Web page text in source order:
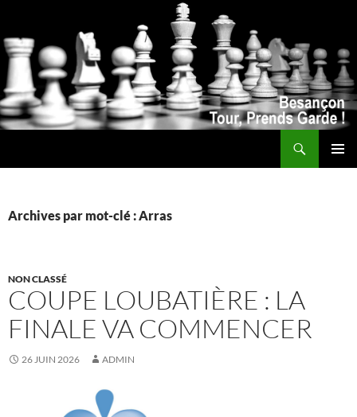
Archives par mot-clé : Arras
NON CLASSÉ
COUPE LOUBATIÈRE : LA
FINALE VA COMMENCER
26 JUIN 2026 ADMIN